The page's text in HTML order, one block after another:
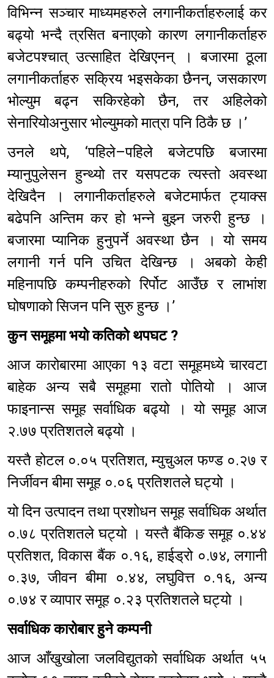
विभिन्न सञ्चार माध्यमहरुले लगानीकर्ताहरुलाई कर
बढ्यो भन्दै त्रसित बनाएको कारण लगानीकर्ताहरु
बजेटपश्चात् उत्साहित देखिएनन् । बजारमा ठूला
लगानीकर्ताहरु सक्रिय भइसकेका छैनन्, जसकारण
भोल्युम बढ्न सकिरहेको छैन, तर अहिलेको
सेनारियोअनुसार भोल्युमको मात्रा पनि ठिकै छ ।’
उनले थपे, ‘पहिले–पहिले बजेटपछि बजारमा
म्यानुपुलेसन हुन्थ्यो तर यसपटक त्यस्तो अवस्था
देखिदैन । लगानीकर्ताहरुले बजेटमार्फत ट्याक्स
बढेपनि अन्तिम कर हो भन्ने बुझ्न जरुरी हुन्छ ।
बजारमा प्यानिक हुनुपर्ने अवस्था छैन । यो समय
लगानी गर्न पनि उचित देखिन्छ । अबको केही
महिनापछि कम्पनीहरुको रिर्पोट आउँछ र लाभांश
घोषणाको सिजन पनि सुरु हुन्छ ।’
कुन समूहमा भयो कतिको थपघट ?
आज कारोबारमा आएका १३ वटा समूहमध्ये चारवटा
बाहेक अन्य सबै समूहमा रातो पोतियो । आज
फाइनान्स समूह सर्वाधिक बढ्यो । यो समूह आज
२.७७ प्रतिशतले बढ्यो ।
यस्तै होटल ०.०५ प्रतिशत, म्युचुअल फण्ड ०.२७ र
निर्जीवन बीमा समूह ०.०६ प्रतिशतले घट्यो ।
यो दिन उत्पादन तथा प्रशोधन समूह सर्वाधिक अर्थात
०.७८ प्रतिशतले घट्यो । यस्तै बैंकिङ समूह ०.४४
प्रतिशत, विकास बैंक ०.१६, हाईड्रो ०.७४, लगानी
०.३७, जीवन बीमा ०.४४, लघुवित्त ०.१६, अन्य
०.७४ र व्यापार समूह ०.२३ प्रतिशतले घट्यो ।
सर्वाधिक कारोबार हुने कम्पनी
आज आँखुखोला जलविद्युतको सर्वाधिक अर्थात ५५